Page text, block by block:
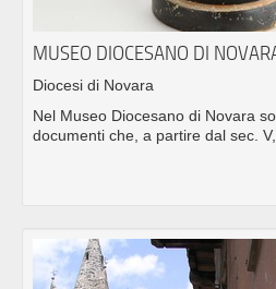
MUSEO DIOCESANO DI
Diocesi di Novara
Nel Museo Diocesano di Novara
documenti che, a partire dal sec.